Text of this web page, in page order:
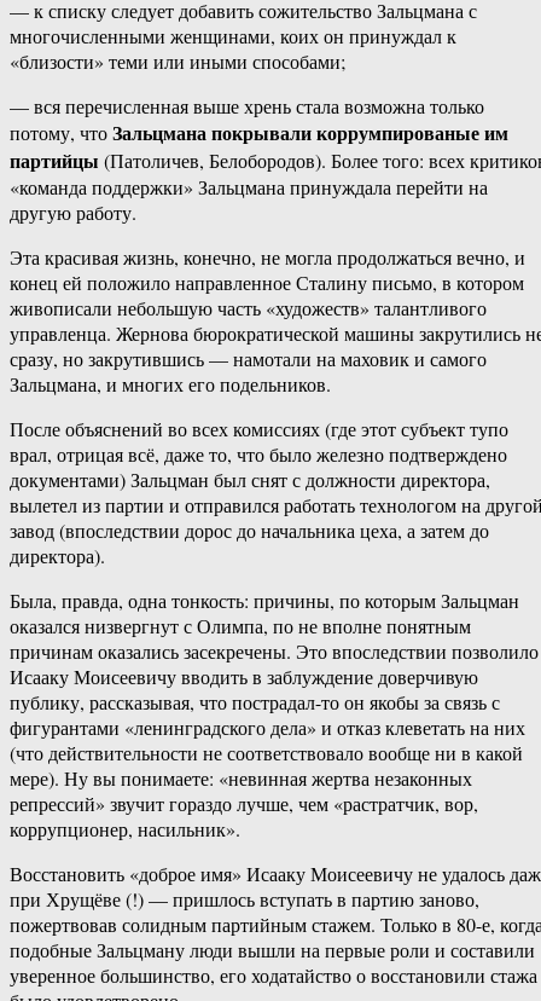
— к списку следует добавить сожительство Зальцмана с
многочисленными женщинами, коих он принуждал к
«близости» теми или иными способами;
— вся перечисленная выше хрень стала возможна только
потому, чтоЗальцмана покрывали коррумпированые им
партийцы (Патоличев, Белобородов). Более того: всех
«команда поддержки» Зальцмана принуждала перейти на
другую работу.
Эта красивая жизнь, конечно, не могла продолжаться вечно, и
конец ей положило направленное Сталину письмо, в котором
живописали небольшую часть «художеств» талантливого
управленца. Жернова бюрократической машины закрутились
сразу, но закрутившись — намотали на маховик и самого
Зальцмана, и многих его подельников.
После объяснений во всех комиссиях (где этот субъект тупо
врал, отрицая всё, даже то, что было железно подтверждено
документами) Зальцман был снят с должности директора,
вылетел из партии и отправился работать технологом на
завод (впоследствии дорос до начальника цеха, а затем до
директора).
Была, правда, одна тонкость: причины, по которым Зальцман
оказался низвергнут с Олимпа, по не вполне понятным
причинам оказались засекречены. Это впоследствии позволило
Исааку Моисеевичу вводить в заблуждение доверчивую
публику, рассказывая, что пострадал-то он якобы за связь с
фигурантами «ленинградского дела» и отказ клеветать на них
(что действительности не соответствовало вообще ни в какой
мере). Ну вы понимаете: «невинная жертва незаконных
репрессий» звучит гораздо лучше, чем «растратчик, вор,
коррупционер, насильник».
Восстановить «доброе имя» Исааку Моисеевичу не удалось
при Хрущёве (!) — пришлось вступать в партию заново,
пожертвовав солидным партийным стажем. Только в 80-е,
подобные Зальцману люди вышли на первые роли и составили
уверенное большинство, его ходатайство о восстановили стажа